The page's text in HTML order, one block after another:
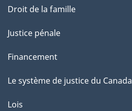
Droit de la famille
Justice pénale
Financement
Le système de justice du Canada
Lois